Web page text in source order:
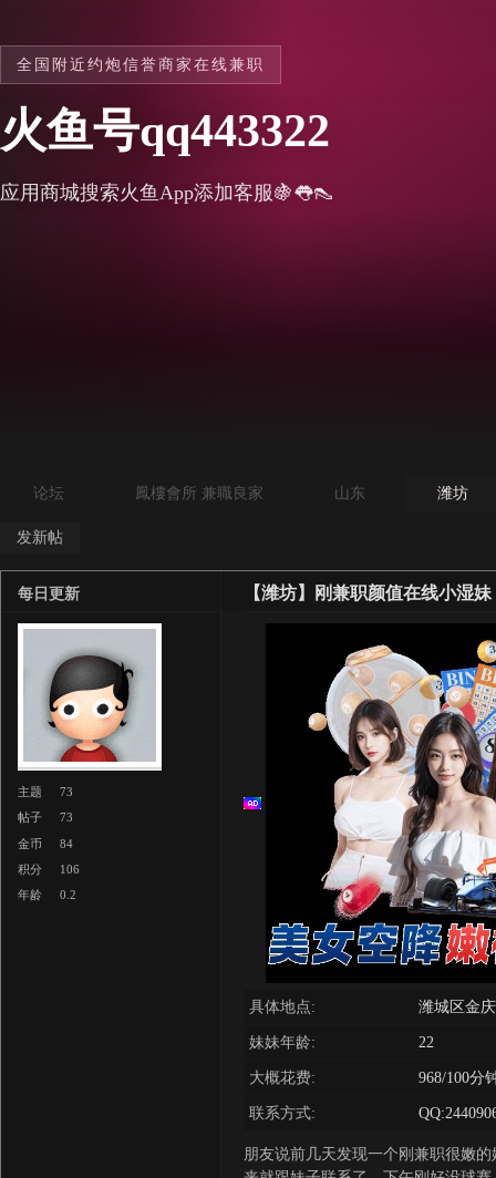
全国附近约炮信誉商家在线兼职
火鱼号qq443322
应用商城搜索火鱼App添加客服🍇👅👠
论坛 鳳樓會所 兼職良家 山东 潍坊
发新帖
【潍坊】刚兼职颜值在线小湿妹
每日更新
主题
73
帖子
73
金币
84
积分
106
年龄
0.2
具体地点: 潍城区金
妹妹年龄: 22
大概花费: 968/100分
联系方式:
朋友说前几天发现一个刚兼职很嫩